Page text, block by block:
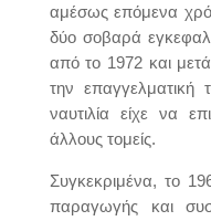
αμέσως επόμενα
δύο σοβαρά
από το 1972 και
την
ναυτιλία είχε να
άλλους τομείς.
Συγκεκριμένα, το
παραγωγής και